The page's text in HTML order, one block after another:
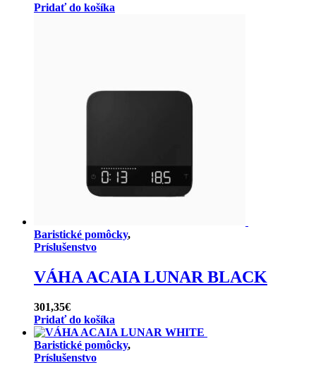
cena cena
Pridať do košíka
Baristické pomôcky,
Príslušenstvo
VÁHA ACAIA LUNAR BLACK
301,35€
Pridať do košíka
Baristické pomôcky,
Príslušenstvo